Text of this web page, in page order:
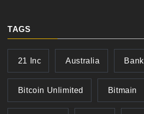
TAGS
21 Inc Australia Bank
Bitcoin Unlimited Bitmain